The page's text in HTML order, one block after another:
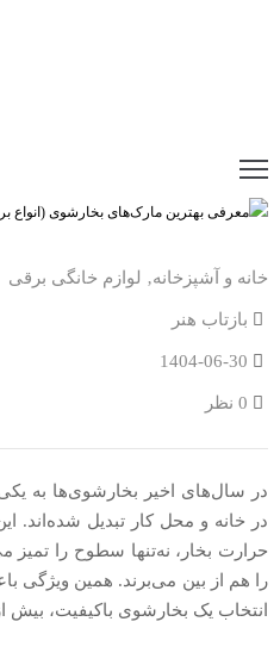
خانه و آشپزخانه‚ لوازم خانگی برقی
بازتاب هنر
1404-06-30
0 نظر
در سال‌های اخیر بخارشوی‌ها به
در خانه و محل کار تبدیل شده‌اند.
حرارت بخار، نه‌تنها سطوح را تمیز
را هم از بین می‌برند. همین
انتخاب یک بخارشوی باکیفیت، بیش